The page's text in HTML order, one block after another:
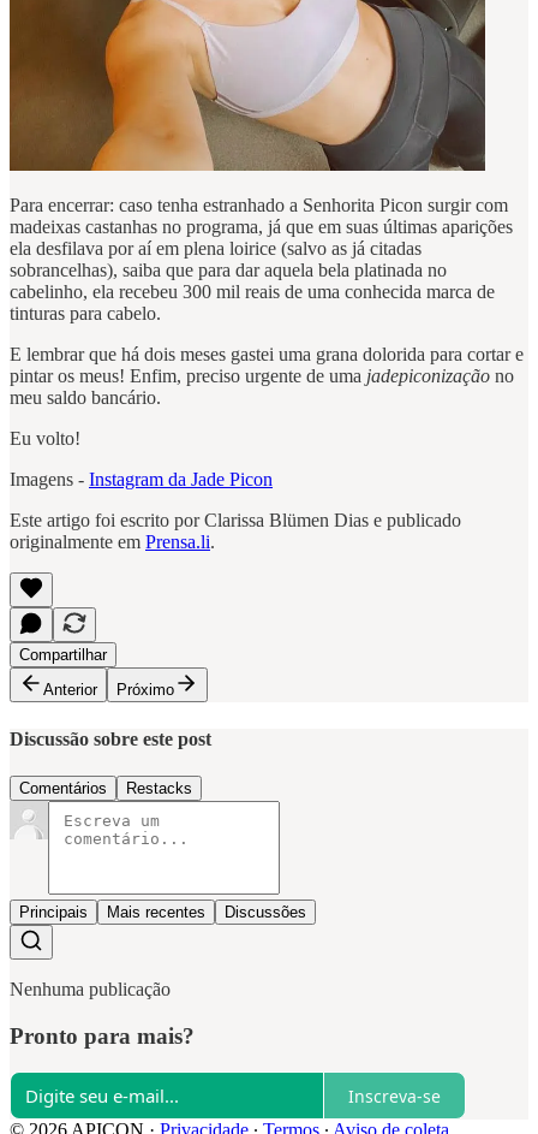
Para encerrar: caso tenha estranhado a Senhorita Picon surgir com
madeixas castanhas no programa, já que em suas últimas aparições
ela desfilava por aí em plena loirice (salvo as já citadas
sobrancelhas), saiba que para dar aquela bela platinada no
cabelinho, ela recebeu 300 mil reais de uma conhecida marca de
tinturas para cabelo.
E lembrar que há dois meses gastei uma grana dolorida para cortar e
pintar os meus! Enfim, preciso urgente de uma jadepiconização no
meu saldo bancário.
Eu volto!
Imagens - Instagram da Jade Picon
Este artigo foi escrito por Clarissa Blümen Dias e publicado
originalmente em Prensa.li.
Compartilhar
Anterior
Próximo
Discussão sobre este post
Comentários Restacks
Principais Mais recentes Discussões
Nenhuma publicação
Pronto para mais?
Inscreva-se